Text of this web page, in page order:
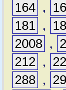
164 ,
181 ,
2008 ,
212 ,
288 , 29